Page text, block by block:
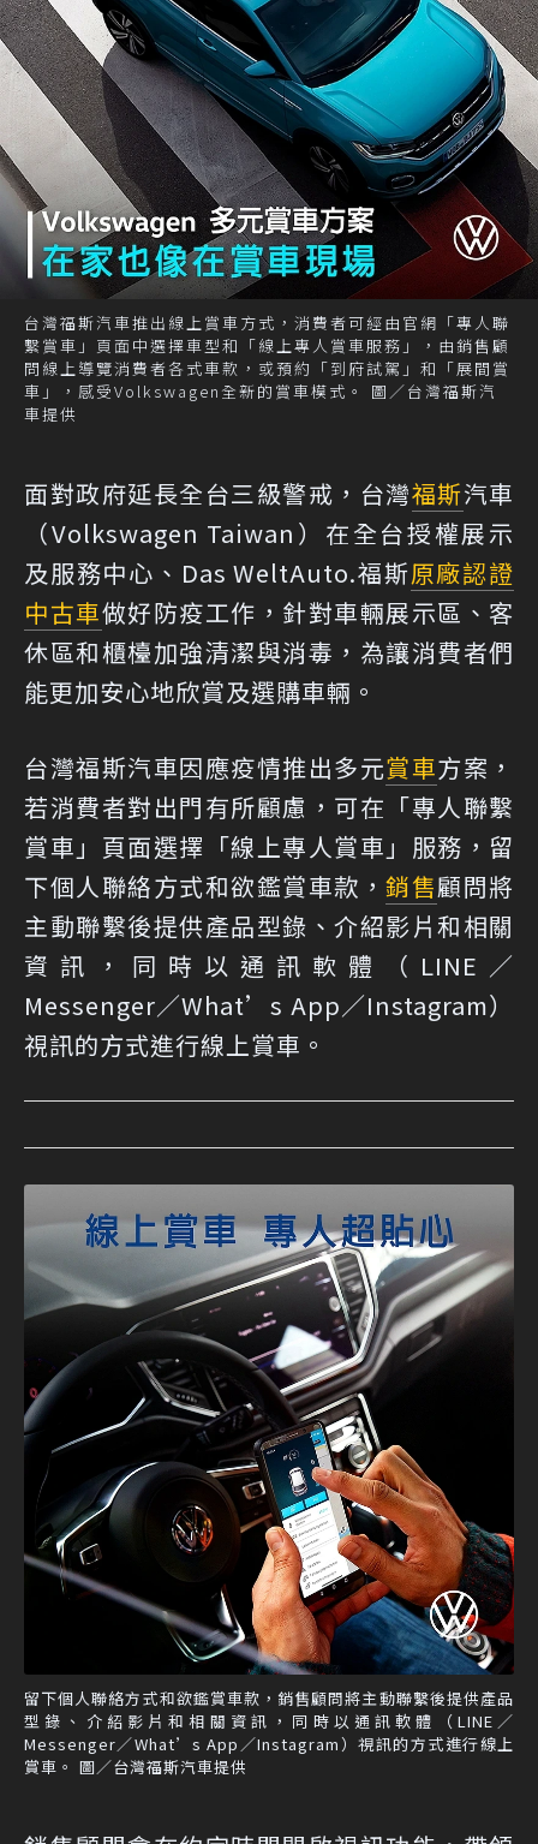
台灣福斯汽車推出線上賞車方式，消費者可經由官網「專人聯
繫賞車」頁面中選擇車型和「線上專人賞車服務」，由銷售顧
問線上導覽消費者各式車款，或預約「到府試駕」和「展間賞
車」，感受Volkswagen全新的賞車模式。 圖／台灣福斯汽
車提供
面對政府延長全台三級警戒，台灣福斯汽車
（Volkswagen Taiwan）在全台授權展示
及服務中心、Das WeltAuto.福斯原廠認證
中古車做好防疫工作，針對車輛展示區、客
休區和櫃檯加強清潔與消毒，為讓消費者們
能更加安心地欣賞及選購車輛。
台灣福斯汽車因應疫情推出多元賞車方案，
若消費者對出門有所顧慮，可在「專人聯繫
賞車」頁面選擇「線上專人賞車」服務，留
下個人聯絡方式和欲鑑賞車款， 銷售顧問將
主動聯繫後提供產品型錄、介紹影片和相關
資訊，同時以通訊軟體（LINE／
Messenger／What’s App／Instagram）
視訊的方式進行線上賞車。
留下個人聯絡方式和欲鑑賞車款，銷售顧問將主動聯繫後提供產品
型錄、介紹影片和相關資訊，同時以通訊軟體（LINE／
Messenger／What’s App／Instagram）視訊的方式進行線上
賞車。 圖／台灣福斯汽車提供